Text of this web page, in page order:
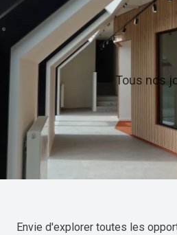
Tous nos
Envie d'explorer toutes les